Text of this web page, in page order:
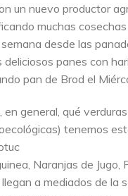
un nuevo productor
muchas
desde las
panes con
pan de Brod el
en general, qué
tenemos
Naranjas de Jugo,
a mediados de la